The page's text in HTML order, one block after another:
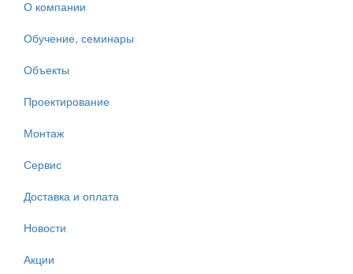
О компании
Обучение, семинары
Объекты
Проектирование
Монтаж
Сервис
Доставка и оплата
Новости
Акции